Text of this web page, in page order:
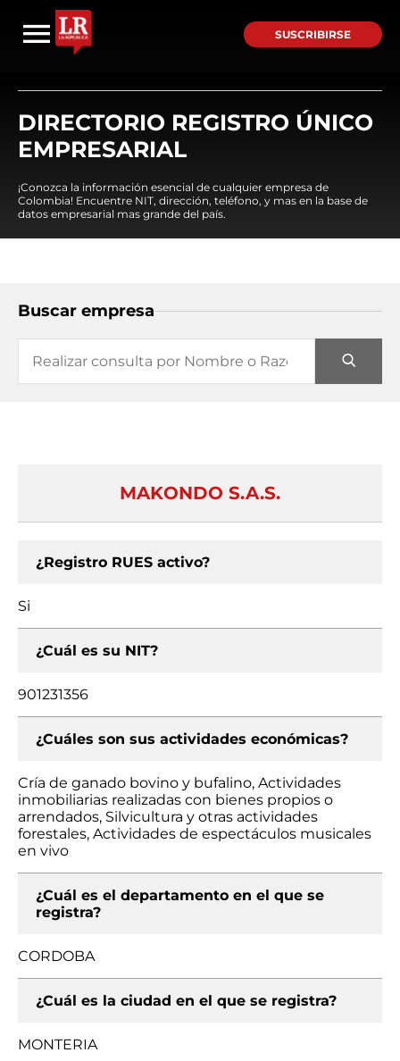
SUSCRIBIRSE
DIRECTORIO REGISTRO ÚNICO
EMPRESARIAL
¡Conozca la información esencial de cualquier empresa de
Colombia! Encuentre NIT, dirección, teléfono, y mas en la base de
datos empresarial mas grande del país.
Buscar empresa
MAKONDO S.A.S.
¿Registro RUES activo?
Si
¿Cuál es su NIT?
901231356
¿Cuáles son sus actividades económicas?
Cría de ganado bovino y bufalino, Actividades
inmobiliarias realizadas con bienes propios o
arrendados, Silvicultura y otras actividades
forestales, Actividades de espectáculos musicales
en vivo
¿Cuál es el departamento en el que se
registra?
CORDOBA
¿Cuál es la ciudad en el que se registra?
MONTERIA